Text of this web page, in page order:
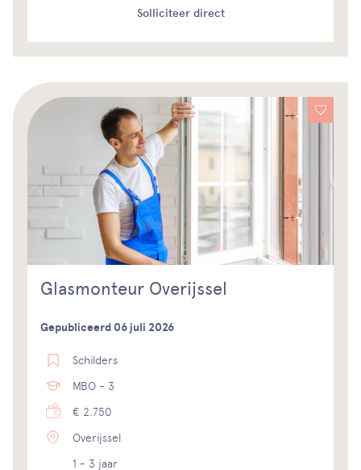
Solliciteer direct
Glasmonteur Overijssel
Gepubliceerd 06 juli 2026
Schilders
MBO - 3
€ 2.750
Overijssel
1 - 3 jaar